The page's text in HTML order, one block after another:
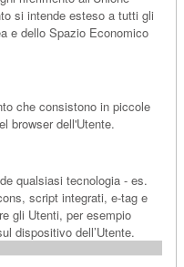
si intende esteso a tutti gli
e dello Spazio Economico
che consistono in piccole
browser dell'Utente.
qualsiasi tecnologia - es.
script integrati, e-tag e
gli Utenti, per esempio
dispositivo dell’Utente.